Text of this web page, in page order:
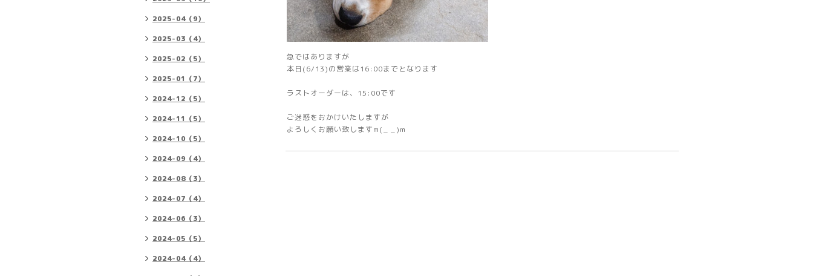
急ではありますが
本日(6/13)の営業は16:00までとなります
ラストオーダーは、15:00です
ご迷惑をおかけいたしますが
よろしくお願い致しますm(_ _)m
2025-04（9）
2025-03（4）
2025-02（5）
2025-01（7）
2024-12（5）
2024-11（5）
2024-10（5）
2024-09（4）
2024-08（3）
2024-07（4）
2024-06（3）
2024-05（5）
2024-04（4）